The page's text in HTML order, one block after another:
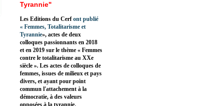
Tyrannie"
Les Editions du Cerfont publié
« Femmes, Totalitarisme et
Tyrannie», actes de deux
colloques passionnants en 2018
et en 2019 sur le thème « Femmes
contre le totalitarisme au XXe
siècle ». Les actes de colloques de
femmes, issues de milieux et pays
divers, et ayant pour point
commun l'attachement à la
démocratie, à des valeurs
opposées à la tyrannie.